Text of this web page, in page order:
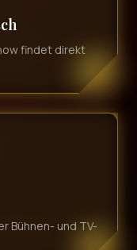
findet direkt
Bühnen- und TV-